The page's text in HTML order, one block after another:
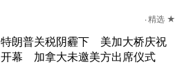
精选 ★
特朗普关税阴霾下 美加大桥庆祝
开幕 加拿大未邀美方出席仪式